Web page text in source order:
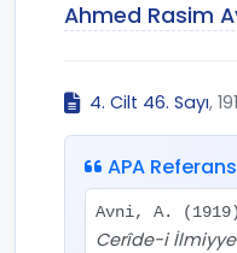
Ahmed Rasim
4. Cilt 46. Sayı,
APA Referans
Avni, A.
Cerîde-i İlmiyye